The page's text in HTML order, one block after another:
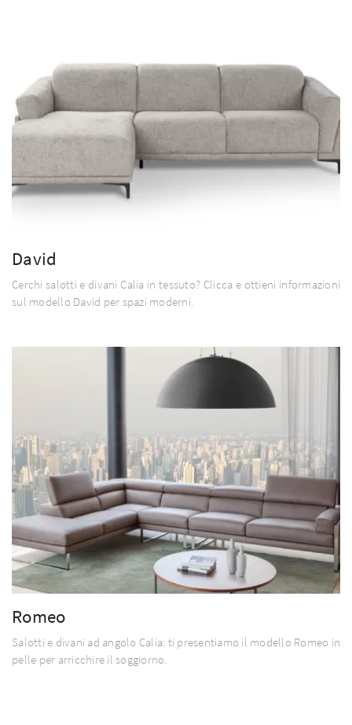
David
Cerchi salotti e divani Calia in tessuto? Clicca e ottieni informazioni
sul modello David per spazi moderni.
Romeo
Salotti e divani ad angolo Calia: ti presentiamo il modello Romeo in
pelle per arricchire il soggiorno.